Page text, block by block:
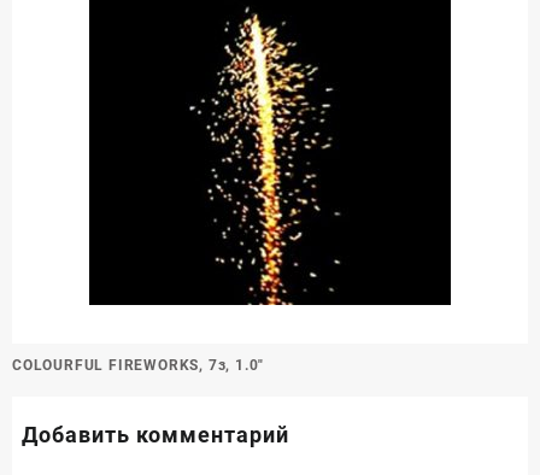
Навигация
COLOURFUL FIREWORKS, 7з, 1.0″
Добавить комментарий